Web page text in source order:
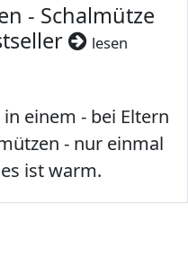
- Schalmütze
lesen
einem - bei Eltern
- nur einmal
ist warm.